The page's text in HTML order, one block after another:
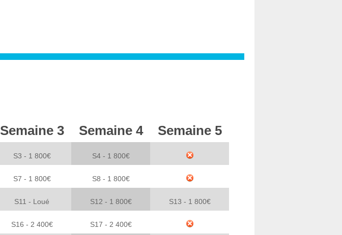
Semaine 3
S3 - 1 800€
S7 - 1 800€
S11 - Loué
S16 - 2 400€
Semaine 4
S4 - 1 800€
S8 - 1 800€
S12 - 1 800€
S17 - 2 400€
Semaine 5
S13 - 1 800€